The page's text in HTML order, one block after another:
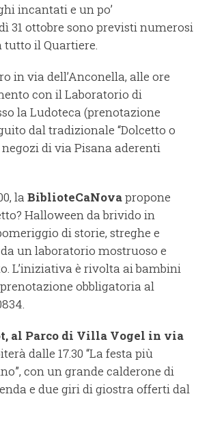
incantati e un po’
31 ottobre sono previsti numerosi
il Quartiere.
in via dell’Anconella, alle ore
con il Laboratorio di
la Ludoteca (prenotazione
dal tradizionale “Dolcetto o
negozi di via Pisana aderenti
la BiblioteCaNovapropone
Halloween da brivido in
di storie, streghe e
un laboratorio mostruoso e
L’iniziativa è rivolta ai bambini
obbligatoria al
al Parco di Villa Vogel in via
dalle 17.30 “La festa più
con un grande calderone di
e due giri di giostra offerti dal